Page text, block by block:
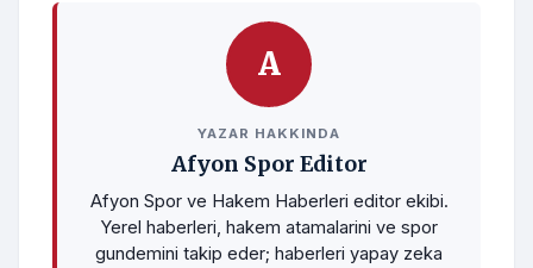
A
YAZAR HAKKINDA
Afyon Spor Editor
Afyon Spor ve Hakem Haberleri editor ekibi.
Yerel haberleri, hakem atamalarini ve spor
gundemini takip eder; haberleri yapay zeka